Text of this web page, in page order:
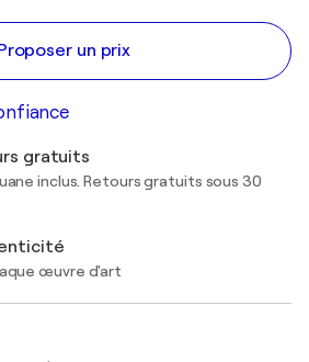
un prix
gratuits
inclus. Retours gratuits sous 30
œuvre d'art